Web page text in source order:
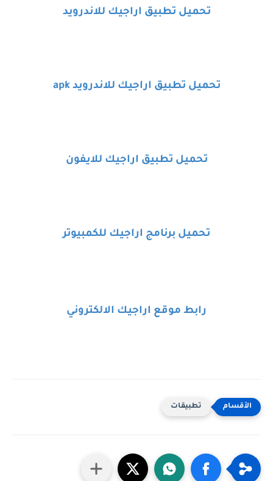
تحميل تطبيق اراجيك للاندرويد
تحميل تطبيق اراجيك للاندرويدapk
تحميل تطبيق اراجيك للايفون
تحميل برنامج اراجيك للكمبيوتر
رابط موقع اراجيك الالكتروني
تطبيقات